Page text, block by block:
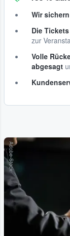
Wir
Die
zur
Volle
abgesagt
Adobe Stock